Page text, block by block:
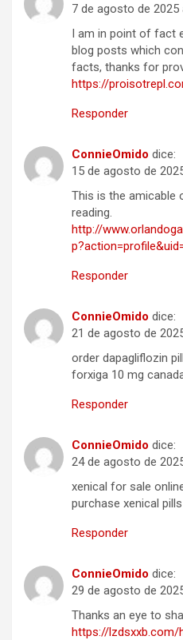
7 de agosto de 2025
I am in point of fact
blog posts which
facts, thanks for
https://
Responder
ConnieOmido dice:
15 de agosto de
This is the amicable
reading.
http://
Responder
ConnieOmido dice:
21 de agosto de
order dapagliflozin
forxiga 10 mg
Responder
ConnieOmido dice:
24 de agosto de
xenical for sale
purchase xenical pills
Responder
ConnieOmido dice:
29 de agosto de
Thanks an eye to
https://lzdsxxb.com/